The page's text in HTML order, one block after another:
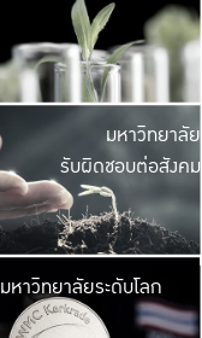
มีพื้นที่เขียวสดใส
เป็นป่าในเมือง เกษต
มหาวิ
ค
เปิดประ
และพบเรื่องราวใ
มหาวิทยาลัย
รับผิดชอบต่อสังคม
มหาวิ
เปลี่ยนแปลง แล
มหาวิทยาลัยระดับโลก